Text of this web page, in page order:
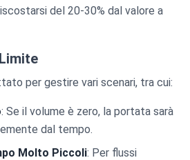
del 20-30% dal valore a
per gestire vari scenari, tra cui:
: Se il volume è zero, la portata sarà
dal tempo.
Molto Piccoli: Per flussi